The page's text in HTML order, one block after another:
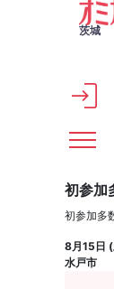
メインコンテンツへ
茨城
初参加
初参加多
8月15日
水戸市